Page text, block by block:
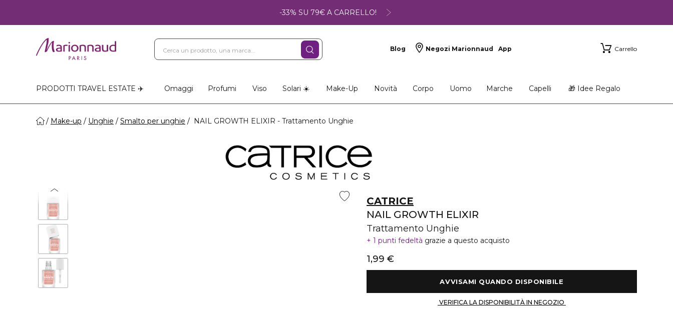
-33% SU 79€ A CARRELLO!
Blog Negozi Marionnaud App Carrello
PRODOTTI TRAVEL ESTATE ✈️ Omaggi Profumi Viso Solari ☀️ Make-Up Novità Corpo Uomo Marche Capelli 🎁 Idee Regalo
Make-up Unghie Smalto per unghie NAIL GROWTH ELIXIR - Trattamento Unghie
CATRICE
NAIL GROWTH ELIXIR
Trattamento Unghie
1 punti fedeltà grazie a questo acquisto
1,99 €